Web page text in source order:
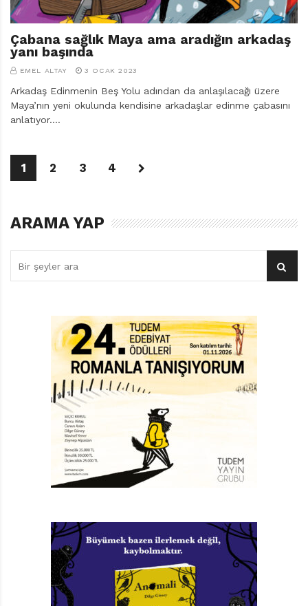
Çabana sağlık Maya ama aradığın arkadaş
yanı başında
EMEL ALTAY 3 OCAK 2023
Arkadaş Edinmenin Beş Yolu adından da anlaşılacağı üzere
Maya’nın yeni okulunda kendisine arkadaşlar edinme çabasını
anlatıyor.…
1 2 3 4
ARAMA YAP